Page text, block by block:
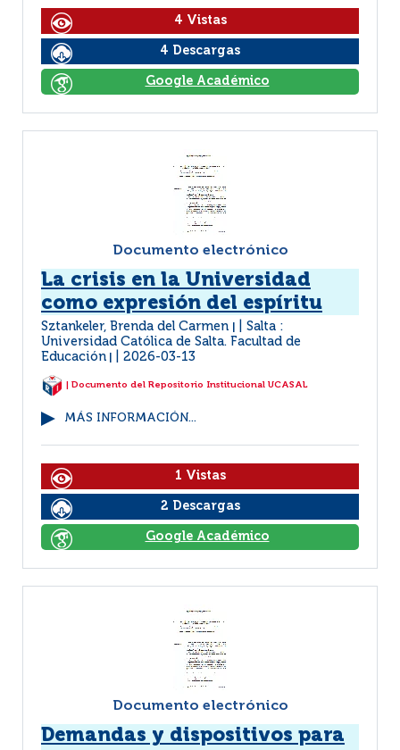
4 Vistas
4 Descargas
Google Académico
Documento electrónico
La crisis en la Universidad
como expresión del espíritu
Sztankeler, Brenda del Carmen
Salta :
Universidad Católica de Salta. Facultad de
Educación
2026-03-13
| Documento del Repositorio Institucional UCASAL
MÁS INFORMACIÓN...
1 Vistas
2 Descargas
Google Académico
Documento electrónico
Demandas y dispositivos para